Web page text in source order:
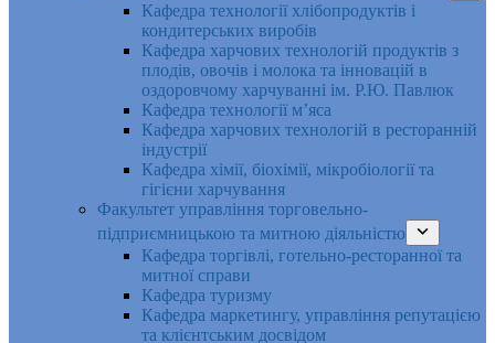
Кафедра технології хлібопродуктів і
кондитерських виробів
Кафедра харчових технологій продуктів з
плодів, овочів і молока та інновацій в
оздоровчому харчуванні ім. Р.Ю. Павлюк
Кафедра технології м’яса
Кафедра харчових технологій в ресторанній
індустрії
Кафедра хімії, біохімії, мікробіології та
гігієни харчування
Факультет управління торговельно-
підприємницькою та митною діяльністю
Кафедра торгівлі, готельно-ресторанної та
митної справи
Кафедра туризму
Кафедра маркетингу, управління репутацією
та клієнтським досвідом